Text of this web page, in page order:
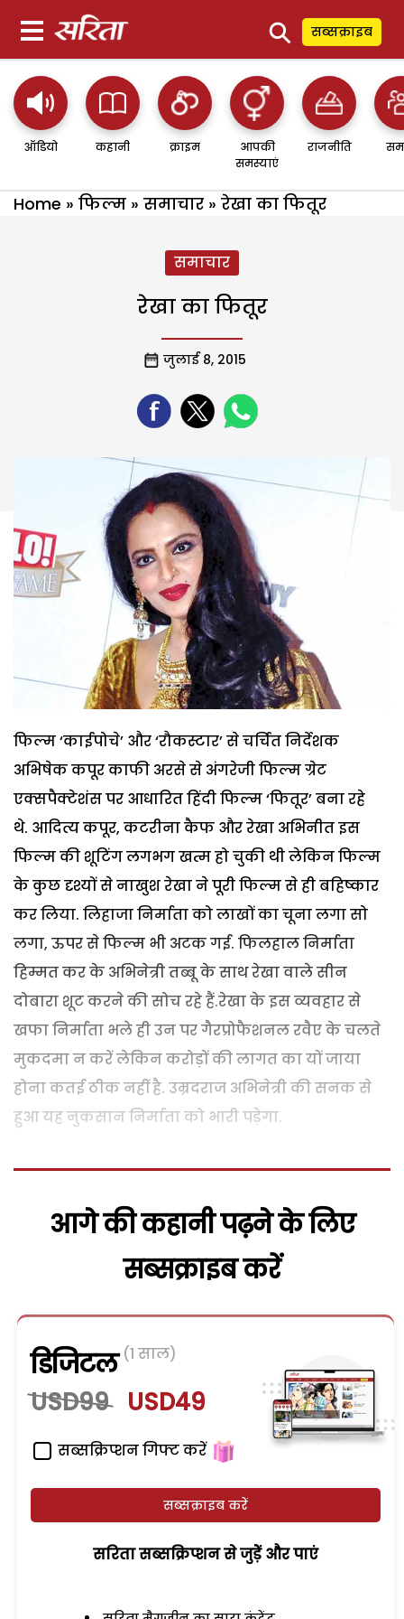
⚲ सब्सक्राइब
ऑडियो कहानी क्राइम
आपकी
समस्याएं
राजनीति
Home » फिल्म » समाचार » रेखा का फितूर
समाचार
रेखा का फितूर
जुलाई 8, 2015
फिल्म ‘काईपोचे’ और ‘रौकस्टार’ से चर्चित निर्देशक
अभिषेक कपूर काफी अरसे से अंगरेजी फिल्म ग्रेट
एक्सपैक्टेशंस पर आधारित हिंदी फिल्म ‘फितूर’ बना रहे
थे. आदित्य कपूर, कटरीना कैफ और रेखा अभिनीत इस
फिल्म की शूटिंग लगभग खत्म हो चुकी थी लेकिन फिल्म
के कुछ दृश्यों से नाखुश रेखा ने पूरी फिल्म से ही बहिष्कार
कर लिया. लिहाजा निर्माता को लाखों का चूना लगा सो
लगा, ऊपर से फिल्म भी अटक गई. फिलहाल निर्माता
हिम्मत कर के अभिनेत्री तब्बू के साथ रेखा वाले सीन
दोबारा शूट करने की सोच रहे हैं.रेखा के इस व्यवहार से
खफा निर्माता भले ही उन पर गैरप्रोफैशनल रवैए के चलते
मुकदमा न करें लेकिन करोड़ों की लागत का यों जाया
होना कतई ठीक नहीं है. उम्रदराज अभिनेत्री की सनक से
हुआ यह नुकसान निर्माता को भारी पड़ेगा.
आगे की कहानी पढ़ने के लिए
सब्सक्राइब करें
डिजिटल (1 साल)
USD99 USD49
सब्सक्रिप्शन गिफ्ट करें
सब्सक्राइब करें
सरिता सब्सक्रिप्शन से जुड़ेें और पाएं